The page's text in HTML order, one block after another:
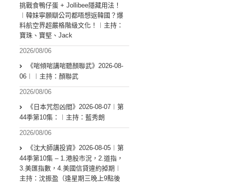
挑戰食鴨仔蛋 + Jollibee隱藏用法！
︱韓妹寧願瞓公司都唔想返韓國？爆
料航空界超嚴格階級文化！︱主持：
寶珠、寶堅、Jack
2026/08/06
《啱傾啱講啱聽顏聯武》2026-08-
06︱︱主持：顏聯武
2026/08/06
《日本咒怨凶間》2026-08-07︱第
44季第10集：︱主持：藍秀朗
2026/08/06
《沈大師講投資》2026-08-05︱第
44季第10集 – 1.港股市況，2.道指，
3.美匯指數，4.美國信貸違約掉期︱
主持：沈振盈（逢星期三晚上9點後